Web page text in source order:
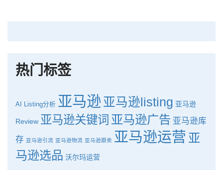
热门标签
AI Listing分析 亚马逊 亚马逊listing 亚马逊
Review 亚马逊关键词 亚马逊广告 亚马逊库
存 亚马逊引流 亚马逊物流 亚马逊跟卖 亚马逊运营 亚
马逊选品 沃尔玛运营